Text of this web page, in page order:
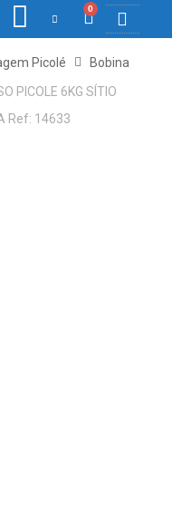
0
Picolé
Bobina
PICOLE 6KG SÍTIO
Ref: 14633